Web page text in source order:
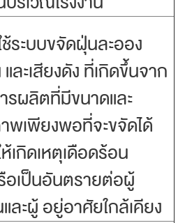
ช้ระบบขจัดฝุ่นละออง
ละเสียงดัง ที่เกิดขึ้นจาก
รผลิตที่มีขนาดและ
พเพียงพอที่จะขจัดได้
เกิดเหตุเดือดร้อน
เป็นอันตรายต่อผู้
ละผู้ อยู่อาศัยใกล้เคียง